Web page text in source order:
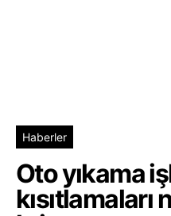
Haberler
Oto yıkama